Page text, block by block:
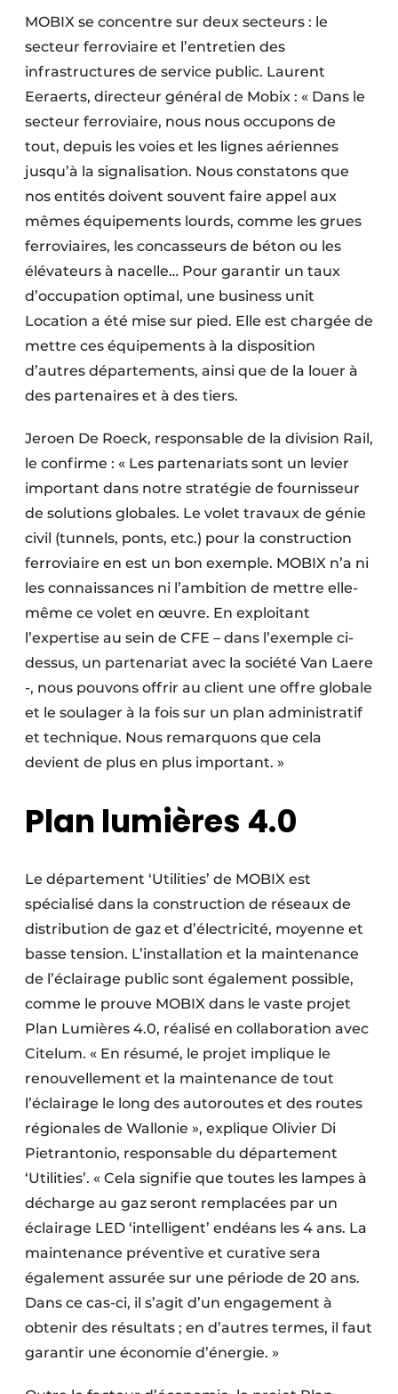
Travaux ferroviaires
MOBIX se concentre sur deux secteurs : le
secteur ferroviaire et l’entretien des
infrastructures de service public. Laurent
Eeraerts, directeur général de Mobix : « Dans le
secteur ferroviaire, nous nous occupons de
tout, depuis les voies et les lignes aériennes
jusqu’à la signalisation. Nous constatons que
nos entités doivent souvent faire appel aux
mêmes équipements lourds, comme les grues
ferroviaires, les concasseurs de béton ou les
élévateurs à nacelle… Pour garantir un taux
d’occupation optimal, une business unit
Location a été mise sur pied. Elle est chargée de
mettre ces équipements à la disposition
d’autres départements, ainsi que de la louer à
des partenaires et à des tiers.
Jeroen De Roeck, responsable de la division Rail,
le confirme : « Les partenariats sont un levier
important dans notre stratégie de fournisseur
de solutions globales. Le volet travaux de génie
civil (tunnels, ponts, etc.) pour la construction
ferroviaire en est un bon exemple. MOBIX n’a ni
les connaissances ni l’ambition de mettre elle-
même ce volet en œuvre. En exploitant
l’expertise au sein de CFE – dans l’exemple ci-
dessus, un partenariat avec la société Van Laere
-, nous pouvons offrir au client une offre globale
et le soulager à la fois sur un plan administratif
et technique. Nous remarquons que cela
devient de plus en plus important. »
Plan lumières 4.0
Le département ‘Utilities’ de MOBIX est
spécialisé dans la construction de réseaux de
distribution de gaz et d’électricité, moyenne et
basse tension. L’installation et la maintenance
de l’éclairage public sont également possible,
comme le prouve MOBIX dans le vaste projet
Plan Lumières 4.0, réalisé en collaboration avec
Citelum. « En résumé, le projet implique le
renouvellement et la maintenance de tout
l’éclairage le long des autoroutes et des routes
régionales de Wallonie », explique Olivier Di
Pietrantonio, responsable du département
‘Utilities’. « Cela signifie que toutes les lampes à
décharge au gaz seront remplacées par un
éclairage LED ‘intelligent’ endéans les 4 ans. La
maintenance préventive et curative sera
également assurée sur une période de 20 ans.
Dans ce cas-ci, il s’agit d’un engagement à
obtenir des résultats ; en d’autres termes, il faut
garantir une économie d’énergie. »